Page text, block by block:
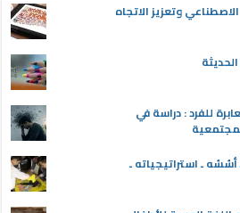
وتعزيز الاتجاه
للفرد : دراسة في
ـ استراتيجياته ـ